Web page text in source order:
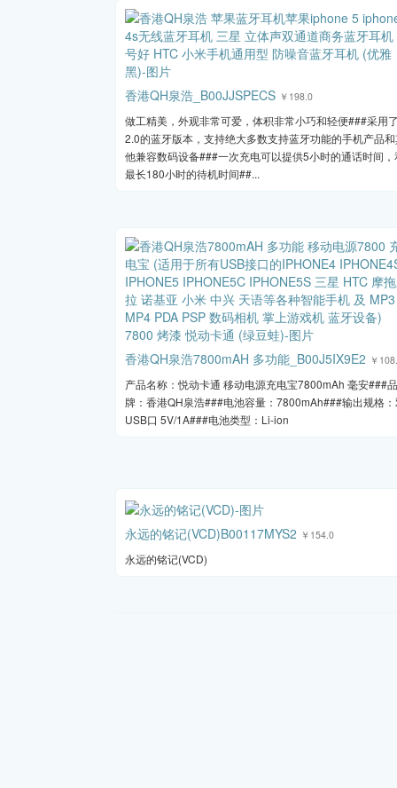
香港QH泉浩_B00JJSPECS ￥198.0
做工精美，外观非常可爱，体积非常小巧和轻便###采用
2.0的蓝牙版本，支持绝大多数支持蓝牙功能的手机产品
他兼容数码设备###一次充电可以提供5小时的通话时间，
最长180小时的待机时间##...
香港QH泉浩7800mAH 多功能_B00J5IX9E2 ￥
产品名称：悦动卡通 移动电源充电宝7800mAh 毫安###品
牌：香港QH泉浩###电池容量：7800mAh###输出规格
USB口 5V/1A###电池类型：Li-ion
永远的铭记(VCD)B00117MYS2 ￥154.0
永远的铭记(VCD)